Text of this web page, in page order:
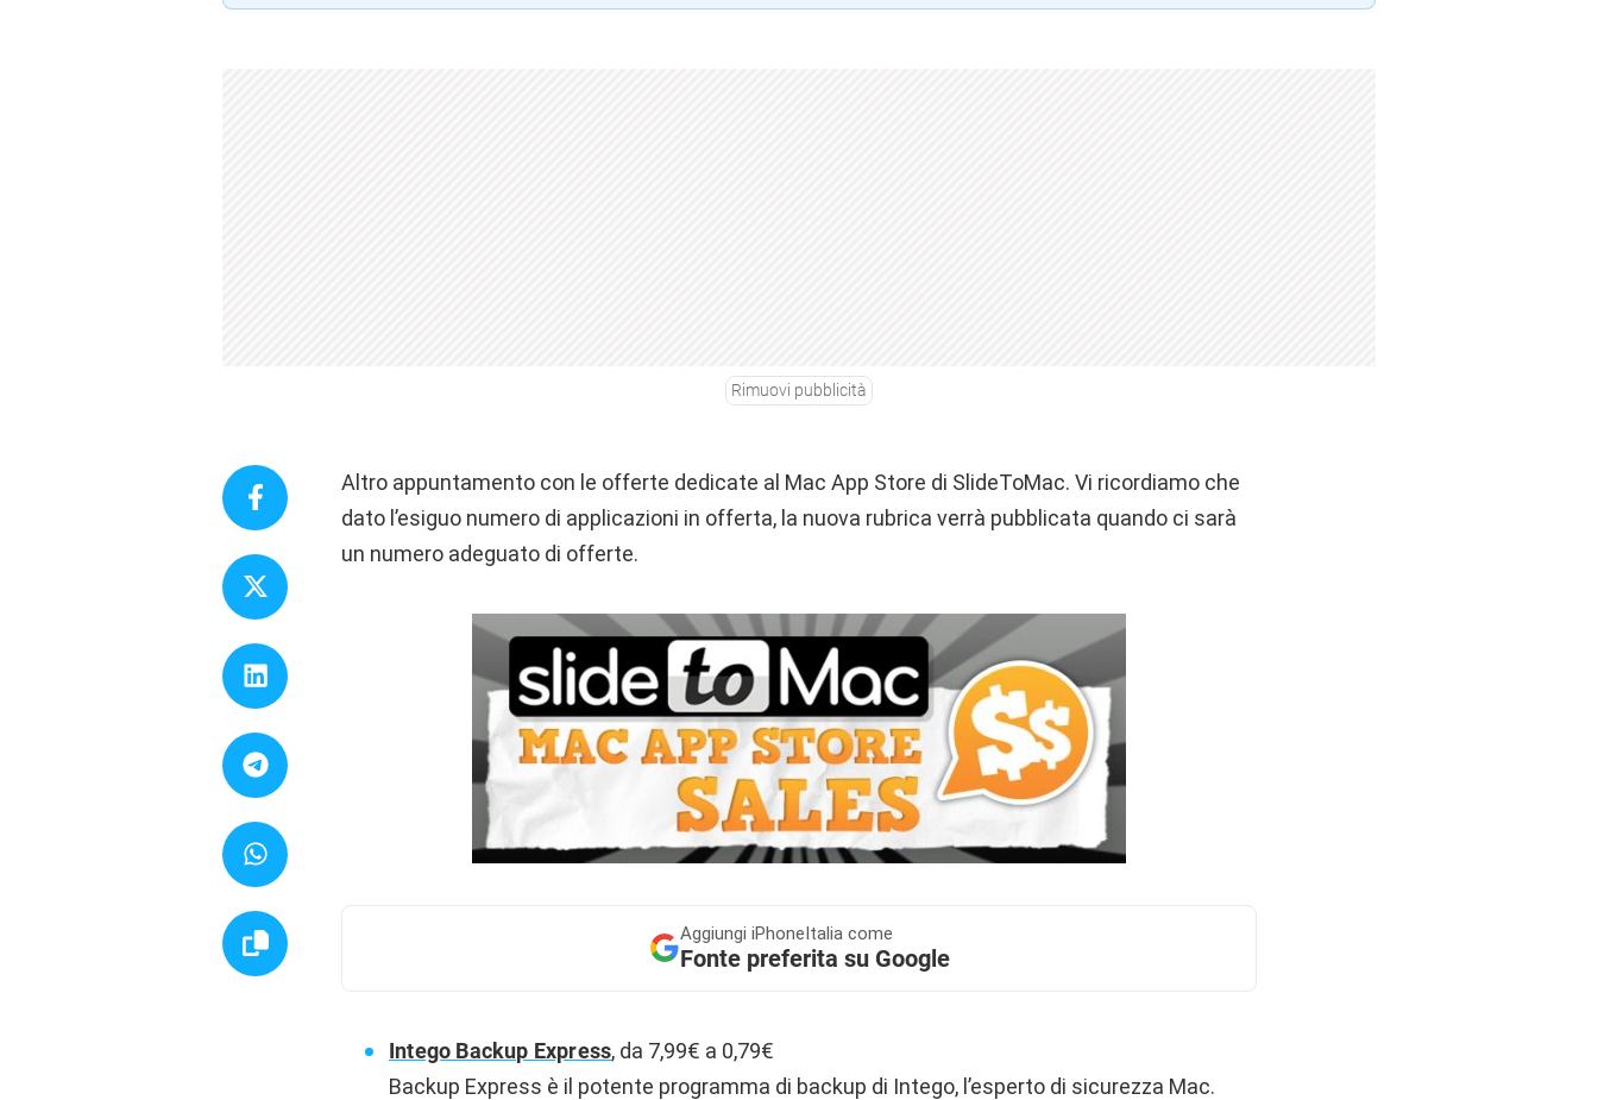
Rimuovi pubblicità
Altro appuntamento con le offerte dedicate al Mac App Store di SlideToMac. Vi ricordiamo che
dato l’esiguo numero di applicazioni in offerta, la nuova rubrica verrà pubblicata quando ci sarà
un numero adeguato di offerte.
Aggiungi iPhoneItalia come
Fonte preferita su Google
Intego Backup Express, da 7,99€ a 0,79€
Backup Express è il potente programma di backup di Intego, l’esperto di sicurezza Mac.